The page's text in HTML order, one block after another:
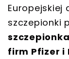
Europejskiej
szczepionki
firm Pfizer i